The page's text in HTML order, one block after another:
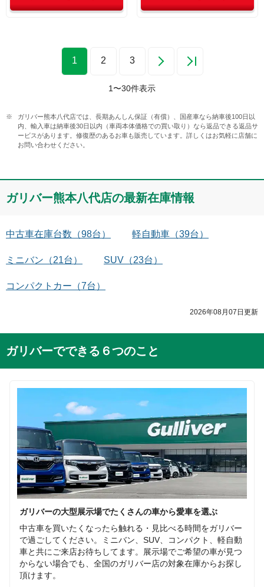
1 2 3
1 〜30件表示
ガリバー熊本八代店では、長期あんしん保証（有償）、国産車なら納車後100日以
内、輸入車は納車後30日以内（車両本体価格での買い取り）なら返品できる返品サ
ービスがあります。修復歴のあるお車も販売しています。詳しくはお気軽に店舗に
お問い合わせください。
ガリバー熊本八代店の最新在庫情報
中古車在庫台数 （98台） 軽自動車 （39台）
ミニバン （21台） SUV （23台）
コンパクトカー （7台）
2026年08月07日更新
ガリバーでできる６つのこと
ガリバーの大型展示場でたくさんの車から愛車を選ぶ
中古車を買いたくなったら触れる・見比べる時間をガリバー
で過ごしてください。ミニバン、SUV、コンパクト、軽自動
車と共にご来店お待ちしてます。展示場でご希望の車が見つ
からない場合でも、全国のガリバー店の対象在庫からお探し
頂けます。